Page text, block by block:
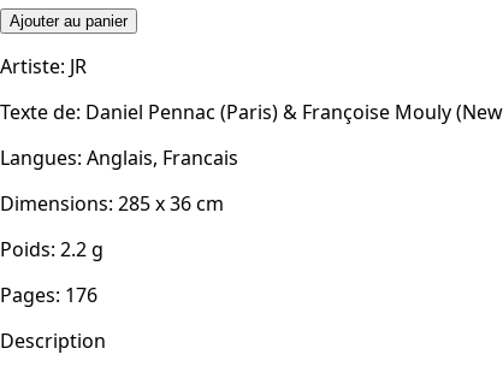
Ajouter au panier
Artiste: JR
Texte de: Daniel Pennac (Paris) & Françoise Mouly
Langues: Anglais, Francais
Dimensions: 285 x 36cm
Poids: 2.2g
Pages: 176
Description